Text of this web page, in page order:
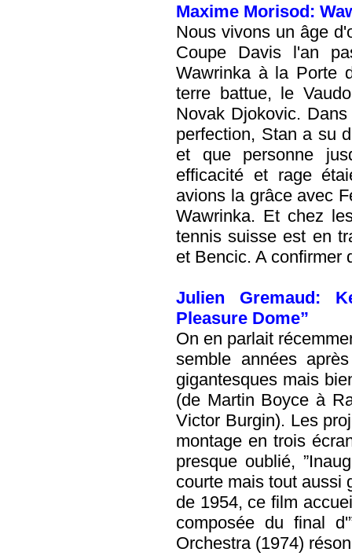
Maxime Morisod:
Nous vivons un âge
Coupe Davis l'an
Wawrinka à la Porte
terre battue, le
Novak Djokovic.
perfection, Stan a su
et que personne
efficacité et rage
avions la grâce avec
Wawrinka. Et chez
tennis suisse est en
et Bencic. A confirmer
Julien Gremaud:
Pleasure Dome”
On en parlait
semble années
gigantesques mais
(de Martin Boyce à
Victor Burgin). Les
montage en trois
presque oublié,
courte mais tout aussi
de 1954, ce film
composée du final
Orchestra (1974)